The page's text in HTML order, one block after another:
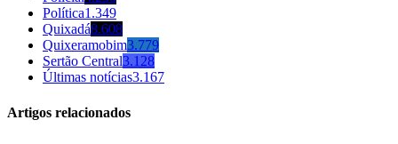
Política1.349
Quixadá8.608
Quixeramobim3.779
Sertão Central3.128
Últimas notícias3.167
Artigos relacionados